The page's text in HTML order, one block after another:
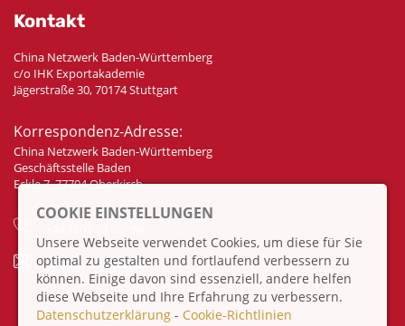
Kontakt
China Netzwerk Baden-Württemberg
c/o IHK Exportakademie
Jägerstraße 30, 70174 Stuttgart
Korrespondenz-Adresse:
China Netzwerk Baden-Württemberg
Geschäftsstelle Baden
Eckle 7, 77704 Oberkirch
info@china-bw.net
COOKIE EINSTELLUNGEN
Unsere Webseite verwendet Cookies, um diese für Sie
optimal zu gestalten und fortlaufend verbessern zu
können. Einige davon sind essenziell, andere helfen
diese Webseite und Ihre Erfahrung zu verbessern.
Datenschutzerklärung - Cookie-Richtlinien